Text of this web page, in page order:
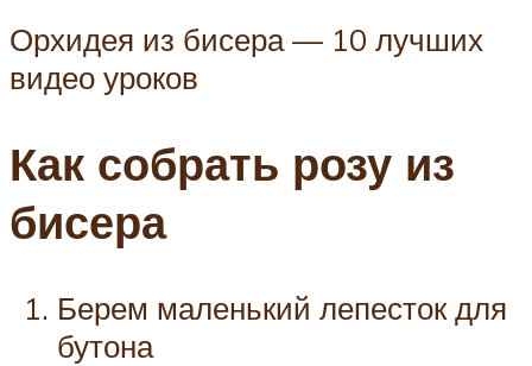
Орхидея из бисера — 10 лучших
видео уроков
Как собрать розу из
бисера
Берем маленький лепесток для
бутона